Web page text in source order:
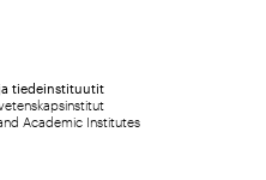
tiedeinstituutit
Academic Institutes